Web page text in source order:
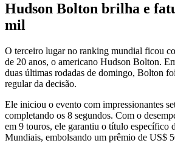
Hudson Bolton brilha e
mil
O terceiro lugar no ranking mundial ficou
de 20 anos, o americano Hudson Bolton.
duas últimas rodadas de domingo, Bolton
regular da decisão.
Ele iniciou o evento com impressionantes
completando os 8 segundos. Com o
em 9 touros, ele garantiu o título específico
Mundiais, embolsando um prêmio de US$